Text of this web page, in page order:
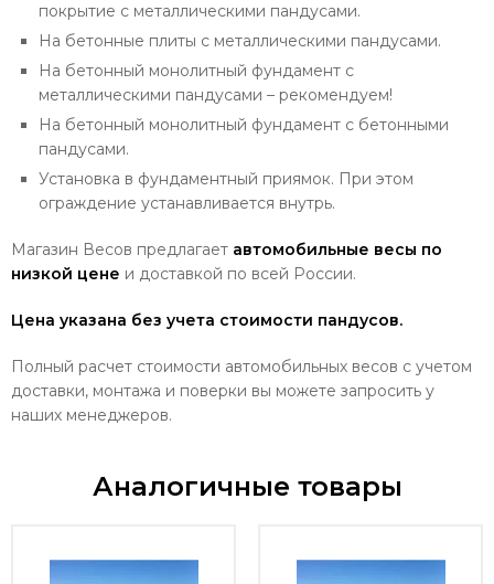
покрытие с металлическими пандусами.
На бетонные плиты с металлическими пандусами.
На бетонный монолитный фундамент с
металлическими пандусами – рекомендуем!
На бетонный монолитный фундамент с бетонными
пандусами.
Установка в фундаментный приямок. При этом
ограждение устанавливается внутрь.
Магазин Весов предлагает автомобильные весы по
низкой цене и доставкой по всей России.
Цена указана без учета стоимости пандусов.
Полный расчет стоимости автомобильных весов с учетом
доставки, монтажа и поверки вы можете запросить у
наших менеджеров.
Аналогичные товары